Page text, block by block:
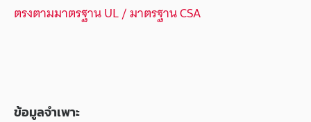
ตรงตามมาตรฐาน UL / มาตรฐาน CSA
ข้อมูลจำเพาะ